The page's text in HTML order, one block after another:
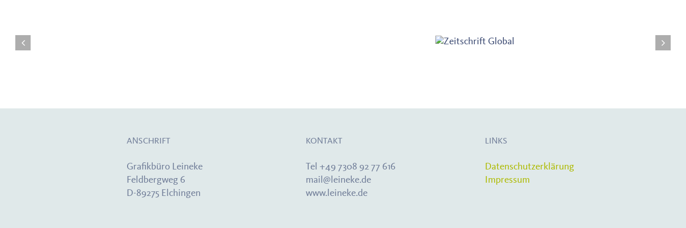
ANSCHRIFT
Grafikbüro Leineke
Feldbergweg 6
D-89275 Elchingen
KONTAKT
Tel +49 7308 92 77 616
mail@leineke.de
www.leineke.de
LINKS
Datenschutzerklärung
Impressum